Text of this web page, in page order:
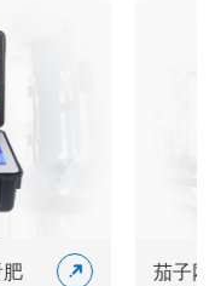
茄子网